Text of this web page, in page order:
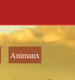
Animaux